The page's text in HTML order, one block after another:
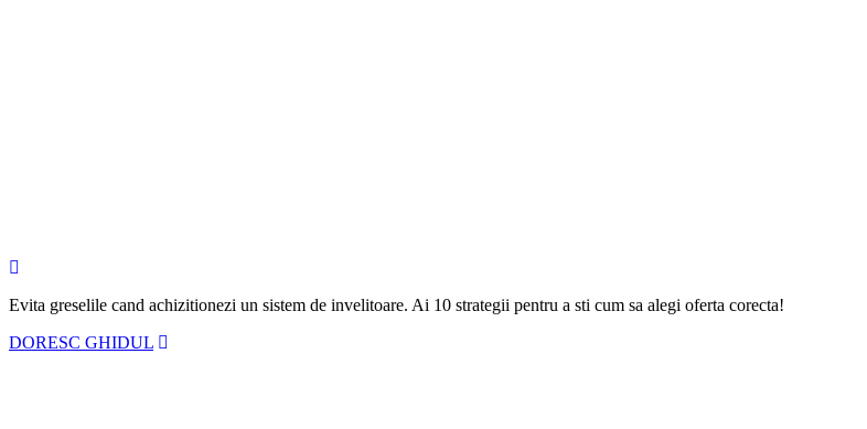
Evita greselile cand achizitionezi un sistem de invelitoare. Ai 10 strategii pentru a sti cum sa alegi oferta corecta!
DORESC GHIDUL